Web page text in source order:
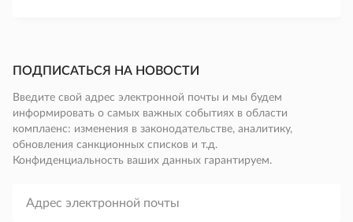
ПОДПИСАТЬСЯ НА НОВОСТИ
Введите свой адрес электронной почты и мы будем
информировать о самых важных событиях в области
комплаенс: изменения в законодательстве, аналитику,
обновления санкционных списков и т.д.
Конфиденциальность ваших данных гарантируем.